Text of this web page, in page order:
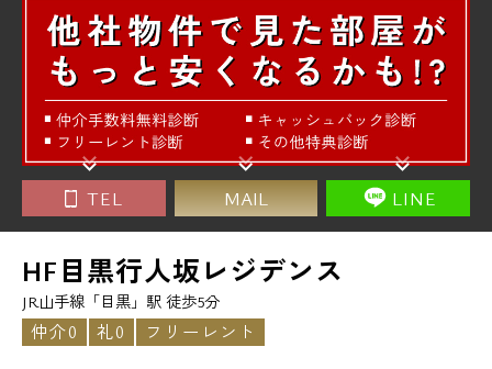
TEL MAIL LINE
HF目黒行人坂レジデンス
JR山手線「目黒」駅 徒歩5分
仲介0 礼0 フリーレント